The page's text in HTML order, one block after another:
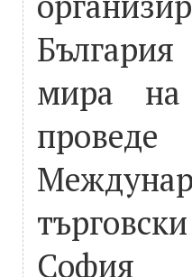
мира
София